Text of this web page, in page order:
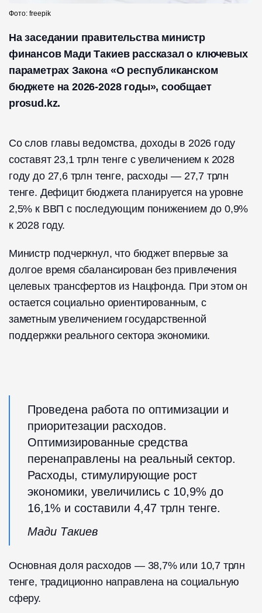
Фото: freepik
На заседании правительства министр
финансов Мади Такиев рассказал о ключевых
параметрах Закона «О республиканском
бюджете на 2026-2028 годы», сообщает
prosud.kz.
Со слов главы ведомства, доходы в 2026 году
составят 23,1 трлн тенге с увеличением к 2028
году до 27,6 трлн тенге, расходы — 27,7 трлн
тенге. Дефицит бюджета планируется на уровне
2,5% к ВВП с последующим понижением до 0,9%
к 2028 году.
Министр подчеркнул, что бюджет впервые за
долгое время сбалансирован без привлечения
целевых трансфертов из Нацфонда. При этом он
остается социально ориентированным, с
заметным увеличением государственной
поддержки реального сектора экономики.
Проведена работа по оптимизации и
приоритезации расходов.
Оптимизированные средства
перенаправлены на реальный сектор.
Расходы, стимулирующие рост
экономики, увеличились с 10,9% до
16,1% и составили 4,47 трлн тенге.
Мади Такиев
Основная доля расходов — 38,7% или 10,7 трлн
тенге, традиционно направлена на социальную
сферу.